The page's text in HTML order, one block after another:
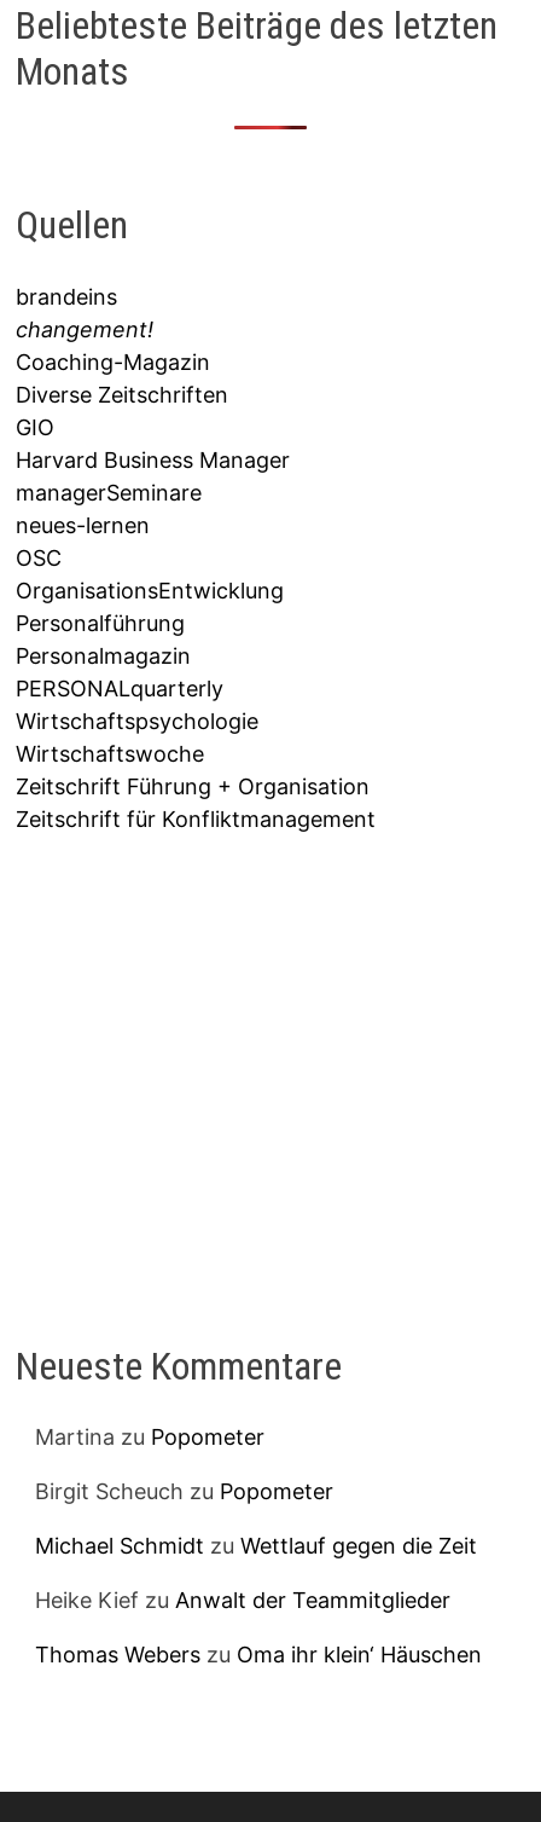
Beliebteste Beiträge des letzten
Monats
Quellen
brandeins
changement!
Coaching-Magazin
Diverse Zeitschriften
GIO
Harvard Business Manager
managerSeminare
neues-lernen
OSC
OrganisationsEntwicklung
Personalführung
Personalmagazin
PERSONALquarterly
Wirtschaftspsychologie
Wirtschaftswoche
Zeitschrift Führung + Organisation
Zeitschrift für Konfliktmanagement
Neueste Kommentare
Martina zu Popometer
Birgit Scheuch zu Popometer
Michael Schmidt zuWettlauf gegen die Zeit
Heike Kief zuAnwalt der Teammitglieder
Thomas Webers zu Oma ihr klein‘ Häuschen